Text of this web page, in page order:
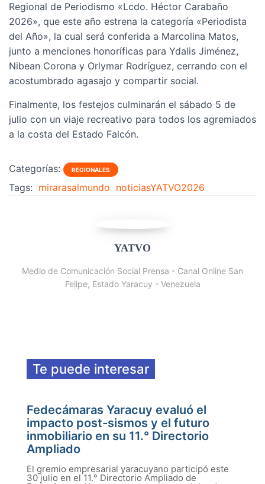
Regional de Periodismo «Lcdo. Héctor Carabaño
2026», que este año estrena la categoría «Periodista
del Año», la cual será conferida a Marcolina Matos,
junto a menciones honoríficas para Ydalis Jiménez,
Nibean Corona y Orlymar Rodríguez, cerrando con el
acostumbrado agasajo y compartir social.
Finalmente, los festejos culminarán el sábado 5 de
julio con un viaje recreativo para todos los agremiados
a la costa del Estado Falcón.
Categorías: REGIONALES
Tags: mirarasalmundo noticiasYATVO2026
YATVO
Medio de Comunicación Social Prensa - Canal Online San
Felipe, Estado Yaracuy - Venezuela
Te puede interesar
Fedecámaras Yaracuy evaluó el
impacto post-sismos y el futuro
inmobiliario en su 11.° Directorio
Ampliado
El gremio empresarial yaracuyano participó este
30 julio en el 11.° Directorio Ampliado de